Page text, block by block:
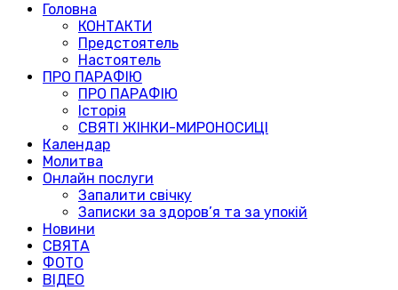
Головна
КОНТАКТИ
Предстоятель
Настоятель
ПРО ПАРАФІЮ
ПРО ПАРАФІЮ
Історія
СВЯТІ ЖІНКИ-МИРОНОСИЦІ
Календар
Молитва
Онлайн послуги
Запалити свічку
Записки за здоров’я та за упокій
Новини
СВЯТА
ФОТО
ВІДЕО